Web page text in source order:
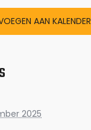
AAN KALENDER
2025